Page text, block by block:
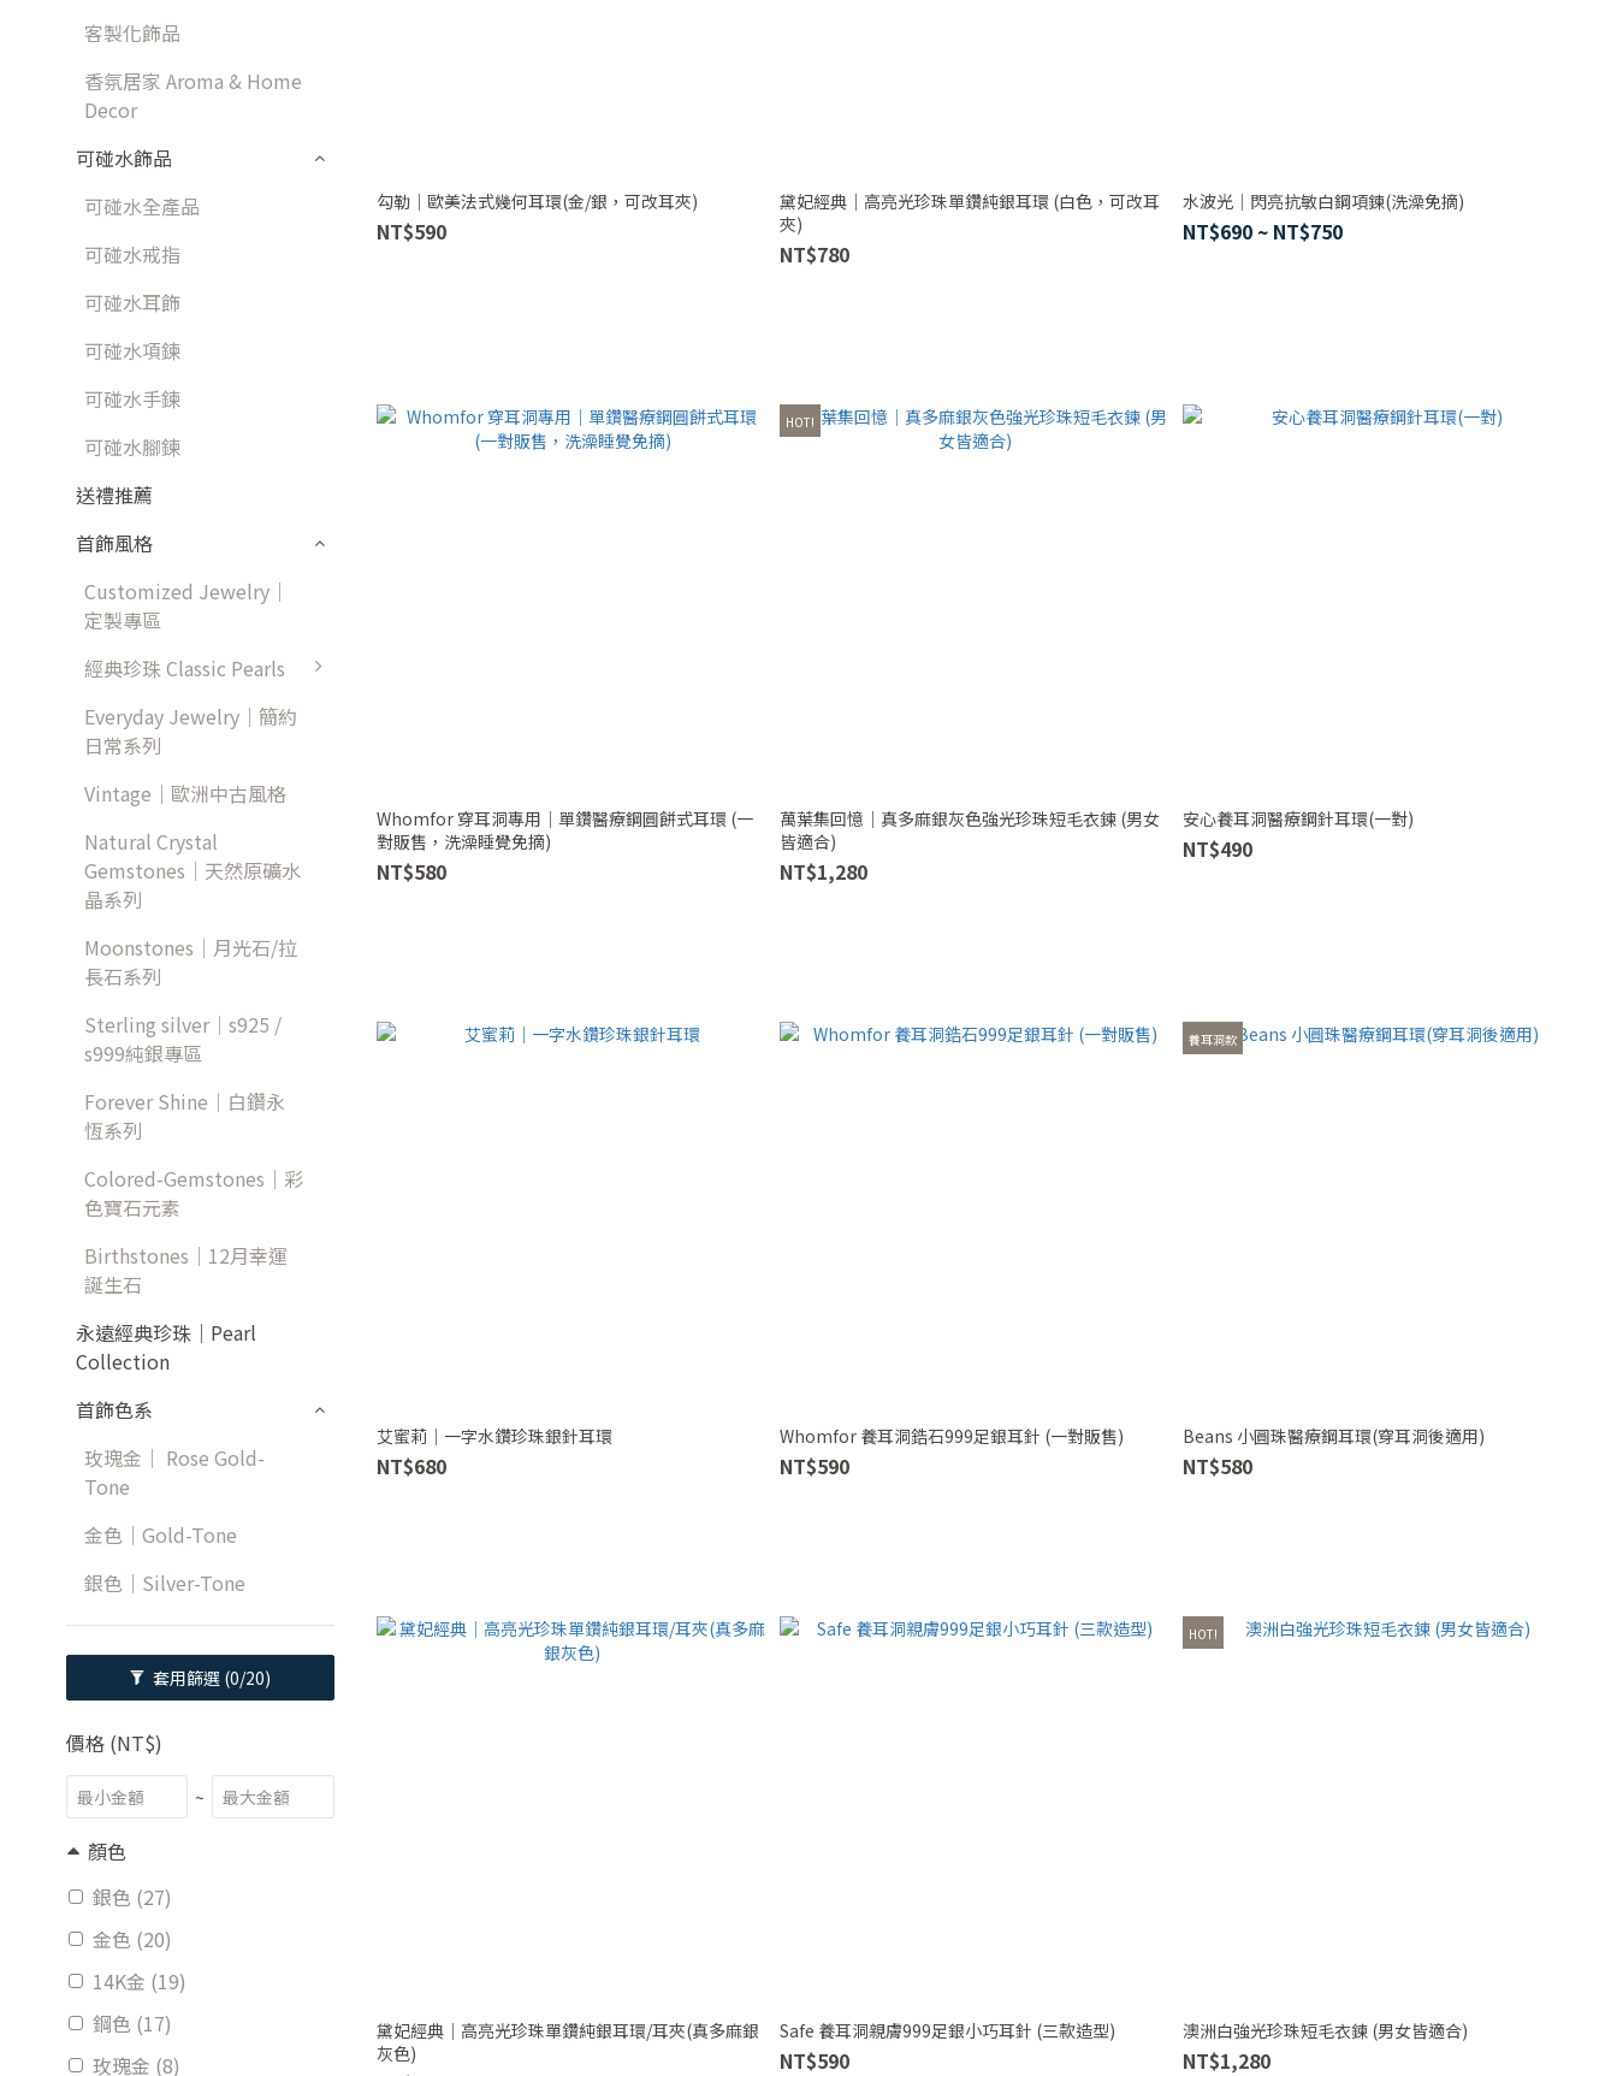
客製化飾品
香氛居家 Aroma & Home
Decor
可碰水飾品
可碰水全產品
可碰水戒指
可碰水耳飾
可碰水項鍊
可碰水手鍊
可碰水腳鍊
送禮推薦
首飾風格
Customized Jewelry｜
定製專區
經典珍珠 Classic Pearls
Everyday Jewelry｜簡約
日常系列
Vintage｜歐洲中古風格
Natural Crystal
Gemstones｜天然原礦水
晶系列
Moonstones｜月光石/拉
長石系列
Sterling silver｜s925 /
s999純銀專區
Forever Shine｜白鑽永
恆系列
Colored-Gemstones｜彩
色寶石元素
Birthstones｜12月幸運
誕生石
永遠經典珍珠｜Pearl
Collection
首飾色系
玫瑰金｜ Rose Gold-
Tone
金色｜Gold-Tone
銀色｜Silver-Tone
套用篩選 (0/20)
價格 (NT$)
~
顏色
銀色 (27)
金色 (20)
14K金 (19)
鋼色 (17)
玫瑰金 (8)
勾勒｜歐美法式幾何耳環(金/銀，可改耳夾)
NT$590
黛妃經典｜高亮光珍珠單鑽純銀耳環 (白色，可改耳
夾)
NT$780
水波光｜閃亮抗敏白鋼項鍊(洗澡免摘)
NT$690 ~ NT$750
Whomfor 穿耳洞專用｜單鑽醫療鋼圓餅式耳環 (一
對販售，洗澡睡覺免摘)
NT$580
HOT!
萬葉集回憶｜真多麻銀灰色強光珍珠短毛衣鍊 (男女
皆適合)
NT$1,280
安心養耳洞醫療鋼針耳環(一對)
NT$490
艾蜜莉｜一字水鑽珍珠銀針耳環
NT$680
Whomfor 養耳洞鋯石999足銀耳針 (一對販售)
NT$590
養耳洞款
Beans 小圓珠醫療鋼耳環(穿耳洞後適用)
NT$580
黛妃經典｜高亮光珍珠單鑽純銀耳環/耳夾(真多麻銀
灰色)
Safe 養耳洞親膚999足銀小巧耳針 (三款造型)
NT$590
HOT!
澳洲白強光珍珠短毛衣鍊 (男女皆適合)
NT$1,280